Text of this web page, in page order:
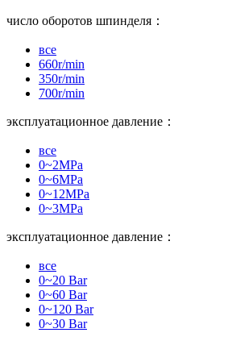
число оборотов шпинделя：
все
660r/min
350r/min
700r/min
эксплуатационное давление：
все
0~2MPa
0~6MPa
0~12MPa
0~3MPa
эксплуатационное давление：
все
0~20 Bar
0~60 Bar
0~120 Bar
0~30 Bar